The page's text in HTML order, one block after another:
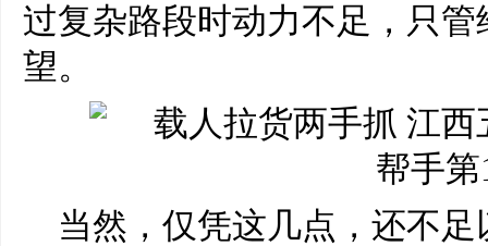
过复杂路段时动力不足，只
望。
当然，仅凭这几点，还不